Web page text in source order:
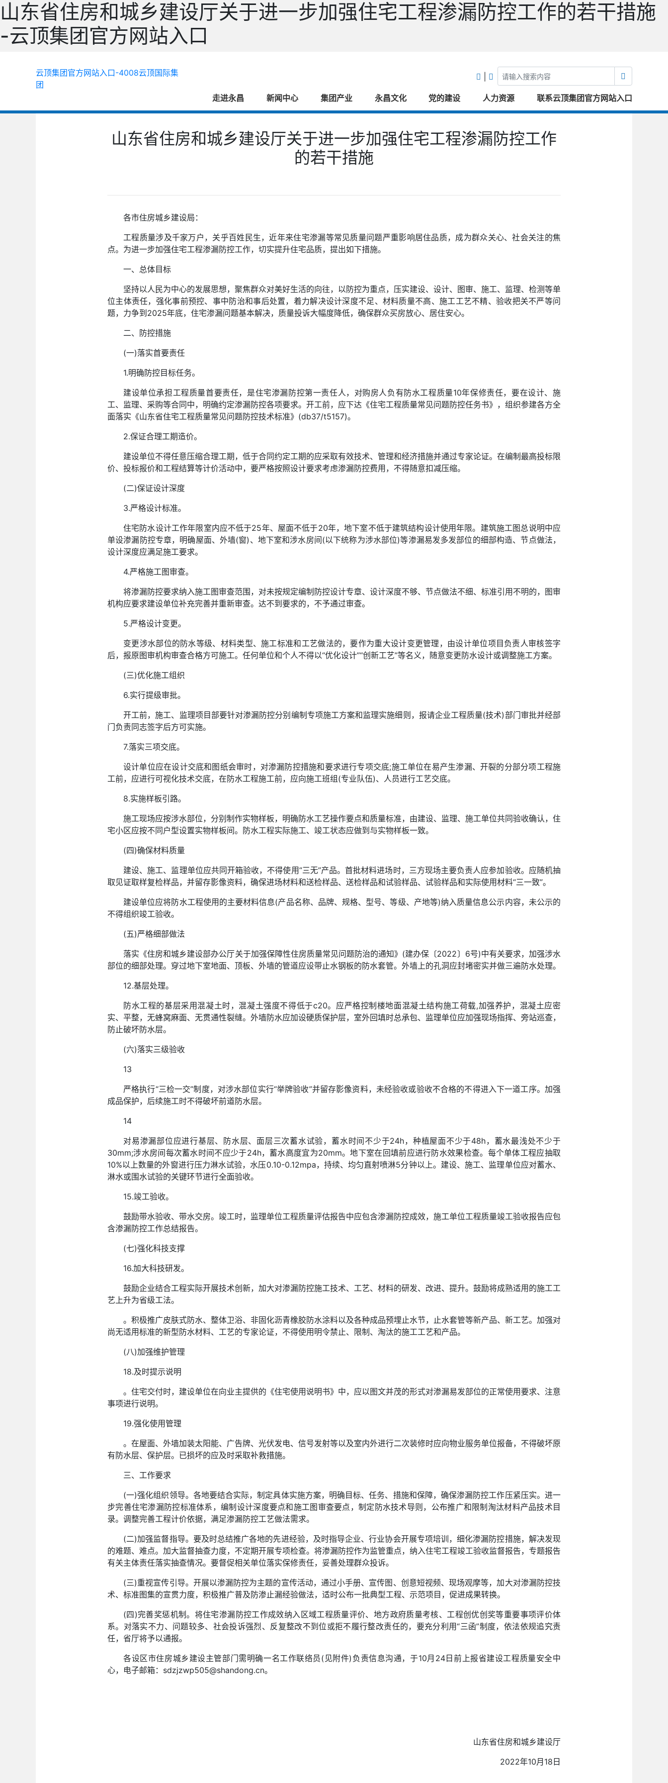
山东省住房和城乡建设厅关于进一步加强住宅工程渗漏防控工作的若干措施
-云顶集团官方网站入口
云顶集团官方网站入口-4008云顶国际集
团
走进永昌 新闻中心 集团产业 永昌文化 党的建设 人力资源 联系云顶集团官方网站入口
山东省住房和城乡建设厅关于进一步加强住宅工程渗漏防控工作
的若干措施
各市住房城乡建设局：
工程质量涉及千家万户，关乎百姓民生，近年来住宅渗漏等常见质量问题严重影响居住品质，成为群众关心、社会关注的焦
点。为进一步加强住宅工程渗漏防控工作，切实提升住宅品质，提出如下措施。
一、总体目标
坚持以人民为中心的发展思想，聚焦群众对美好生活的向往，以防控为重点，压实建设、设计、图审、施工、监理、检测等单
位主体责任，强化事前预控、事中防治和事后处置，着力解决设计深度不足、材料质量不高、施工工艺不精、验收把关不严等问
题，力争到2025年底，住宅渗漏问题基本解决，质量投诉大幅度降低，确保群众买房放心、居住安心。
二、防控措施
(一)落实首要责任
1.明确防控目标任务。
建设单位承担工程质量首要责任，是住宅渗漏防控第一责任人，对购房人负有防水工程质量10年保修责任，要在设计、施
工、监理、采购等合同中，明确约定渗漏防控各项要求。开工前，应下达《住宅工程质量常见问题防控任务书》，组织参建各方全
面落实《山东省住宅工程质量常见问题防控技术标准》(db37/t5157)。
2.保证合理工期造价。
建设单位不得任意压缩合理工期，低于合同约定工期的应采取有效技术、管理和经济措施并通过专家论证。在编制最高投标限
价、投标报价和工程结算等计价活动中，要严格按照设计要求考虑渗漏防控费用，不得随意扣减压缩。
(二)保证设计深度
3.严格设计标准。
住宅防水设计工作年限室内应不低于25年、屋面不低于20年，地下室不低于建筑结构设计使用年限。建筑施工图总说明中应
单设渗漏防控专章，明确屋面、外墙(窗)、地下室和涉水房间(以下统称为涉水部位)等渗漏易发多发部位的细部构造、节点做法，
设计深度应满足施工要求。
4.严格施工图审查。
将渗漏防控要求纳入施工图审查范围，对未按规定编制防控设计专章、设计深度不够、节点做法不细、标准引用不明的，图审
机构应要求建设单位补充完善并重新审查。达不到要求的，不予通过审查。
5.严格设计变更。
变更涉水部位的防水等级、材料类型、施工标准和工艺做法的，要作为重大设计变更管理，由设计单位项目负责人审核签字
后，报原图审机构审查合格方可施工。任何单位和个人不得以“优化设计”“创新工艺”等名义，随意变更防水设计或调整施工方案。
(三)优化施工组织
6.实行提级审批。
开工前，施工、监理项目部要针对渗漏防控分别编制专项施工方案和监理实施细则，报请企业工程质量(技术)部门审批并经部
门负责同志签字后方可实施。
7.落实三项交底。
设计单位应在设计交底和图纸会审时，对渗漏防控措施和要求进行专项交底;施工单位在易产生渗漏、开裂的分部分项工程施
工前，应进行可视化技术交底，在防水工程施工前，应向施工班组(专业队伍)、人员进行工艺交底。
8.实施样板引路。
施工现场应按涉水部位，分别制作实物样板，明确防水工艺操作要点和质量标准，由建设、监理、施工单位共同验收确认，住
宅小区应按不同户型设置实物样板间。防水工程实际施工、竣工状态应做到与实物样板一致。
(四)确保材料质量
建设、施工、监理单位应共同开箱验收，不得使用“三无”产品。首批材料进场时，三方现场主要负责人应参加验收。应随机抽
取见证取样复检样品，并留存影像资料，确保进场材料和送检样品、送检样品和试验样品、试验样品和实际使用材料“三一致”。
建设单位应将防水工程使用的主要材料信息(产品名称、品牌、规格、型号、等级、产地等)纳入质量信息公示内容，未公示的
不得组织竣工验收。
(五)严格细部做法
落实《住房和城乡建设部办公厅关于加强保障性住房质量常见问题防治的通知》(建办保〔2022〕6号)中有关要求，加强涉水
部位的细部处理。穿过地下室地面、顶板、外墙的管道应设带止水钢板的防水套管。外墙上的孔洞应封堵密实并做三遍防水处理。
12.基层处理。
防水工程的基层采用混凝土时，混凝土强度不得低于c20。应严格控制楼地面混凝土结构施工荷载,加强养护，混凝土应密
实、平整，无蜂窝麻面、无贯通性裂缝。外墙防水应加设硬质保护层，室外回填时总承包、监理单位应加强现场指挥、旁站巡查，
防止破坏防水层。
(六)落实三级验收
13
严格执行“三检一交”制度，对涉水部位实行“举牌验收”并留存影像资料，未经验收或验收不合格的不得进入下一道工序。加强
成品保护，后续施工时不得破坏前道防水层。
14
对易渗漏部位应进行基层、防水层、面层三次蓄水试验，蓄水时间不少于24h，种植屋面不少于48h，蓄水最浅处不少于
30mm;涉水房间每次蓄水时间不应少于24h，蓄水高度宜为20mm。地下室在回填前应进行防水效果检查。每个单体工程应抽取
10%以上数量的外窗进行压力淋水试验，水压0.10-0.12mpa，持续、均匀直射喷淋5分钟以上。建设、施工、监理单位应对蓄水、
淋水或围水试验的关键环节进行全面验收。
15.竣工验收。
鼓励带水验收、带水交房。竣工时，监理单位工程质量评估报告中应包含渗漏防控成效，施工单位工程质量竣工验收报告应包
含渗漏防控工作总结报告。
(七)强化科技支撑
16.加大科技研发。
鼓励企业结合工程实际开展技术创新，加大对渗漏防控施工技术、工艺、材料的研发、改进、提升。鼓励将成熟适用的施工工
艺上升为省级工法。
。积极推广皮肤式防水、整体卫浴、非固化沥青橡胶防水涂料以及各种成品预埋止水节，止水套管等新产品、新工艺。加强对
尚无适用标准的新型防水材料、工艺的专家论证，不得使用明令禁止、限制、淘汰的施工工艺和产品。
(八)加强维护管理
18.及时提示说明
。住宅交付时，建设单位在向业主提供的《住宅使用说明书》中，应以图文并茂的形式对渗漏易发部位的正常使用要求、注意
事项进行说明。
19.强化使用管理
。在屋面、外墙加装太阳能、广告牌、光伏发电、信号发射等以及室内外进行二次装修时应向物业服务单位报备，不得破坏原
有防水层、保护层。已损坏的应及时采取补救措施。
三、工作要求
(一)强化组织领导。各地要结合实际，制定具体实施方案，明确目标、任务、措施和保障，确保渗漏防控工作压紧压实。进一
步完善住宅渗漏防控标准体系，编制设计深度要点和施工图审查要点，制定防水技术导则，公布推广和限制淘汰材料产品技术目
录。调整完善工程计价依据，满足渗漏防控工艺做法需求。
(二)加强监督指导。要及时总结推广各地的先进经验，及时指导企业、行业协会开展专项培训，细化渗漏防控措施，解决发现
的难题、难点。加大监督抽查力度，不定期开展专项检查。将渗漏防控作为监管重点，纳入住宅工程竣工验收监督报告，专题报告
有关主体责任落实抽查情况。要督促相关单位落实保修责任，妥善处理群众投诉。
(三)重视宣传引导。开展以渗漏防控为主题的宣传活动，通过小手册、宣传图、创意短视频、现场观摩等，加大对渗漏防控技
术、标准图集的宣贯力度，积极推广普及防渗止漏经验做法，适时公布一批典型工程、示范项目，促进成果转换。
(四)完善奖惩机制。将住宅渗漏防控工作成效纳入区域工程质量评价、地方政府质量考核、工程创优创奖等重要事项评价体
系。对落实不力、问题较多、社会投诉强烈、反复整改不到位或拒不履行整改责任的，要充分利用“三函”制度，依法依规追究责
任，省厅将予以通报。
各设区市住房城乡建设主管部门需明确一名工作联络员(见附件)负责信息沟通，于10月24日前上报省建设工程质量安全中
心，电子邮箱： sdzjzwp505@shandong.cn。
山东省住房和城乡建设厅
2022年10月18日